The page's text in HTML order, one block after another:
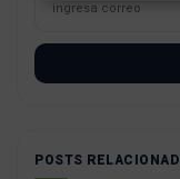
POSTS